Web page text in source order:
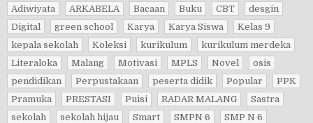
Adiwiyata ARKABELA Bacaan Buku CBT
desgin
Digital
green school Karya Karya Siswa
Kelas 9
kepala sekolah
Koleksi kurikulum
kurikulum merdeka
Literaloka
Malang Motivasi MPLS Novel
osis
pendidikan
Perpustakaan peserta didik Popular
PPK
Pramuka
PRESTASI Puisi RADAR MALANG
Sastra
sekolah
sekolah hijau Smart SMPN 6
SMP N 6